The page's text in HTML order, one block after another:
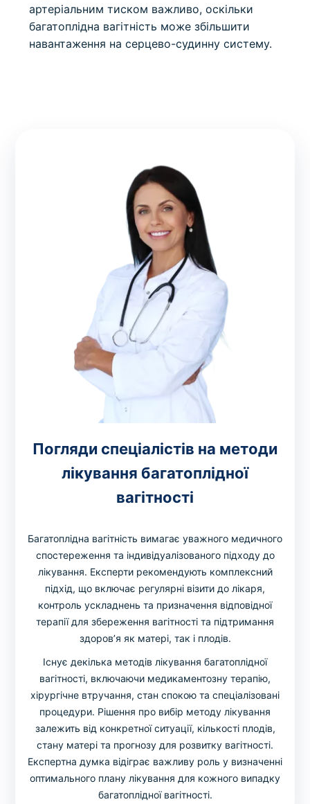
артеріальним тиском важливо, оскільки
багатоплідна вагітність може збільшити
навантаження на серцево-судинну систему.
Погляди спеціалістів на методи
лікування багатоплідної
вагітності
Багатоплідна вагітність вимагає уважного медичного
спостереження та індивідуалізованого підходу до
лікування. Експерти рекомендують комплексний
підхід, що включає регулярні візити до лікаря,
контроль ускладнень та призначення відповідної
терапії для збереження вагітності та підтримання
здоров’я як матері, так і плодів.
Існує декілька методів лікування багатоплідної
вагітності, включаючи медикаментозну терапію,
хірургічне втручання, стан спокою та спеціалізовані
процедури. Рішення про вибір методу лікування
залежить від конкретної ситуації, кількості плодів,
стану матері та прогнозу для розвитку вагітності.
Експертна думка відіграє важливу роль у визначенні
оптимального плану лікування для кожного випадку
багатоплідної вагітності.